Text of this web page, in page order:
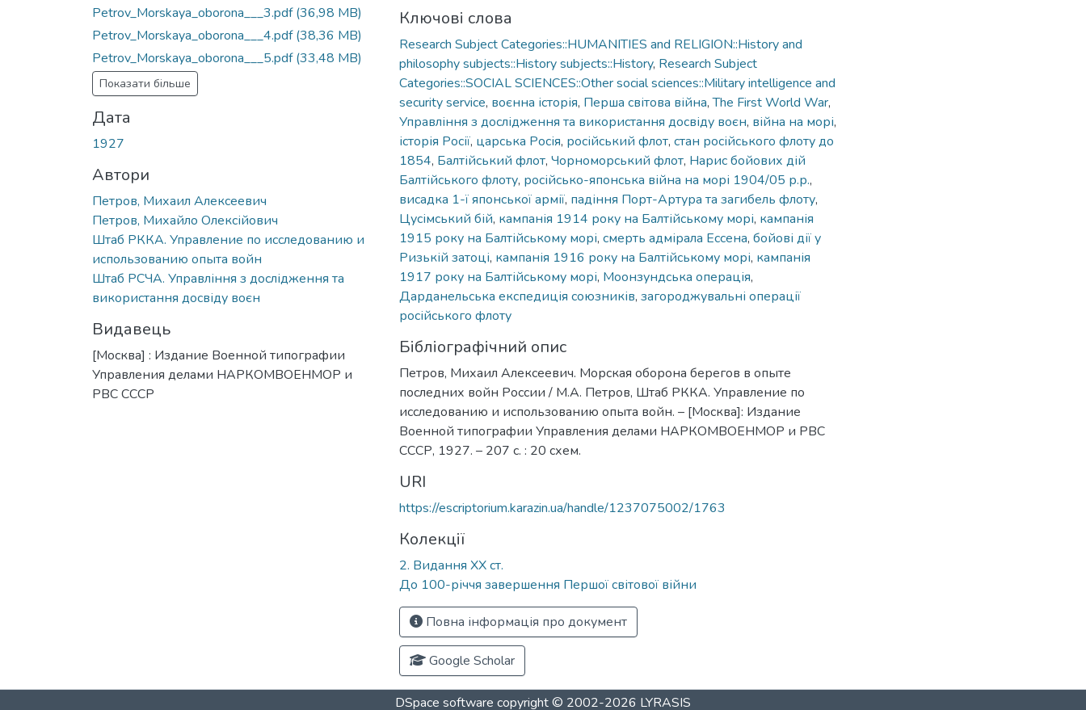
Petrov_Morskaya_oborona___3.pdf(36,98 MB)
Petrov_Morskaya_oborona___4.pdf(38,36 MB)
Petrov_Morskaya_oborona___5.pdf(33,48 MB)
Показати більше
Дата
1927
Автори
Петров, Михаил Алексеевич
Петров, Михайло Олексійович
Штаб РККА. Управление по исследованию и
использованию опыта войн
Штаб РСЧА. Управління з дослідження та
використання досвіду воєн
Видавець
[Москва] : Издание Военной типографии
Управления делами НАРКОМВОЕНМОР и
РВС СССР
Ключові слова
Research Subject Categories::HUMANITIES and RELIGION::History and
philosophy subjects::History subjects::History, Research Subject
Categories::SOCIAL SCIENCES::Other social sciences::Military intelligence and
security service, воєнна історія, Перша світова війна,The First World War,
Управління з дослідження та використання досвіду воєн, війна на морі,
історія Росії, царська Росія, російський флот, стан російського флоту до
1854, Балтійський флот, Чорноморський флот, Нарис бойових дій
Балтійського флоту, російсько-японська війна на морі 1904/05 р.р.,
висадка 1-ї японської армії, падіння Порт-Артура та загибель флоту,
Цусімський бій, кампанія 1914 року на Балтійському морі, кампанія
1915 року на Балтійському морі, смерть адмірала Ессена, бойові дії у
Ризькій затоці, кампанія 1916 року на Балтійському морі, кампанія
1917 року на Балтійському морі, Моонзундська операція,
Дарданельська експедиція союзників, загороджувальні операції
російського флоту
Бібліографічний опис
Петров, Михаил Алексеевич. Морская оборона берегов в опыте
последних войн России / М.А. Петров, Штаб РККА. Управление по
исследованию и использованию опыта войн. – [Москва]: Издание
Военной типографии Управления делами НАРКОМВОЕНМОР и РВС
СССР, 1927. – 207 с. : 20 схем.
URI
https://escriptorium.karazin.ua/handle/1237075002/1763
Колекції
2. Видання ХХ ст.
До 100-річчя завершення Першої світової війни
Повна інформація про документ
Google Scholar
DSpace software copyright © 2002-2026 LYRASIS